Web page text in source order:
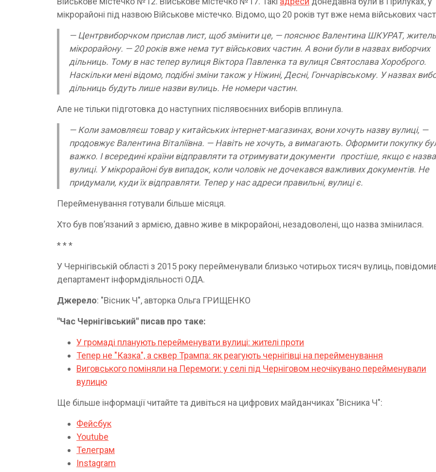
мікрорайоні під назвою Військове містечко. Відомо, що 20 років тут вже нема військових
— Центрвиборчком прислав лист, щоб змінити це, — пояснює Валентина ШКУРАТ,
мікрорайону. — 20 років вже нема тут військових частин. А вони були в назвах виборчих
дільниць. Тому в нас тепер вулиця Віктора Павленка та вулиця Святослава Хороброго.
Наскільки мені відомо, подібні зміни також у Ніжині, Десні, Гончарівському. У назвах
дільниць будуть лише назви вулиць. Не номери частин.
Але не тільки підготовка до наступних післявоєнних виборів вплинула.
— Коли замовляєш товар у китайських інтернет-магазинах, вони хочуть назву вулиці, —
продовжує Валентина Віталіївна. — Навіть не хочуть, а вимагають. Оформити покупку
важко. І всередині країни відправляти та отримувати документи простіше, якщо є назва
вулиці. У мікрорайоні був випадок, коли чоловік не дочекався важливих документів. Не
придумали, куди їх відправляти. Тепер у нас адреси правильні, вулиці є.
Перейменування готували більше місяця.
Хто був пов’язаний з армією, давно живе в мікрорайоні, незадоволені, що назва змінилася.
* * *
У Чернігівській області з 2015 року перейменували близько чотирьох тисяч вулиць,
департамент інформдіяльності ОДА.
Джерело: "Вісник Ч", авторка Ольга ГРИЩЕНКО
"Час Чернігівський" писав про таке:
У громаді планують перейменувати вулиці: жителі проти
Тепер не "Казка", а сквер Трампа: як реагують чернігівці на перейменування
Виговського поміняли на Перемоги: у селі під Черніговом неочікувано перейменували
вулицю
Ще більше інформації читайте та дивіться на цифрових майданчиках "Вісника Ч":
Фейсбук
Youtube
Телеграм
Instagram